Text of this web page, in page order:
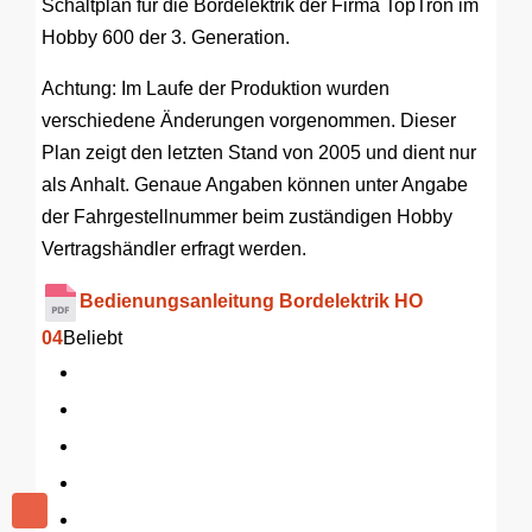
Schaltplan für die Bordelektrik der Firma TopTron im
Hobby 600 der 3. Generation.
Achtung: Im Laufe der Produktion wurden
verschiedene Änderungen vorgenommen. Dieser
Plan zeigt den letzten Stand von 2005 und dient nur
als Anhalt. Genaue Angaben können unter Angabe
der Fahrgestellnummer beim zuständigen Hobby
Vertragshändler erfragt werden.
Bedienungsanleitung Bordelektrik HO
04Beliebt